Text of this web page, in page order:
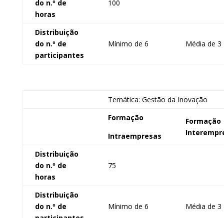
do n.º de
horas
100
Distribuição
do n.º de
participantes
Mínimo de 6 Média de 3
Temática: Gestão da Inovação
Formação
Intraempresas
Formação
Distribuição
do n.º de
horas
75
Distribuição
do n.º de
Mínimo de 6 Média de 3